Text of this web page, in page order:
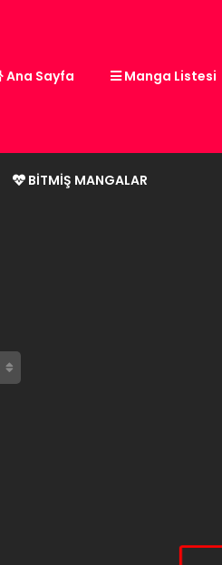
Ana Sayfa Manga Listesi
BITMIŞ MANGALAR